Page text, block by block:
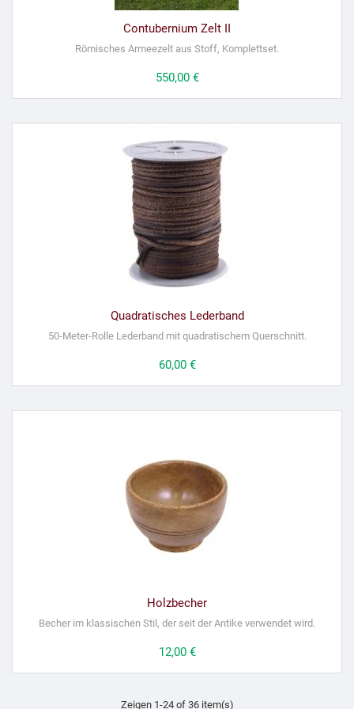
Contubernium Zelt II
Römisches Armeezelt aus Stoff, Komplettset.
Preis
550,00 €
Quadratisches Lederband
50-Meter-Rolle Lederband mit quadratischem Querschnitt.
Preis
60,00 €
Holzbecher
Becher im klassischen Stil, der seit der Antike verwendet wird.
Preis
12,00 €
Zeigen 1-24 of 36 item(s)